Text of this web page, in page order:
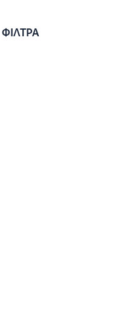
ΦΙΛΤΡΑ